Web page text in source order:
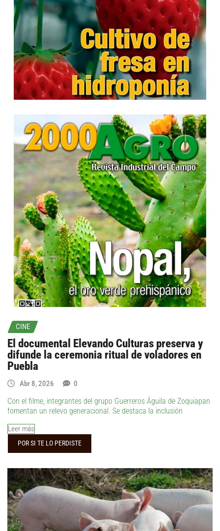
CINE
El documental Elevando Culturas preserva y
difunde la ceremonia ritual de voladores en
Puebla
Abr 8, 2026 0
Con el filme, integrantes del grupo Guerreros Águila de Zoquiapan
fomentan un relevo generacional. Se destaca la inclusión
Leer más
POR SI TE LO PERDISTE